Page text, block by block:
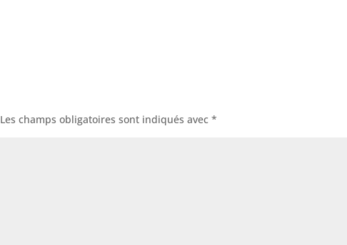
Les champs obligatoires sont indiqués avec*